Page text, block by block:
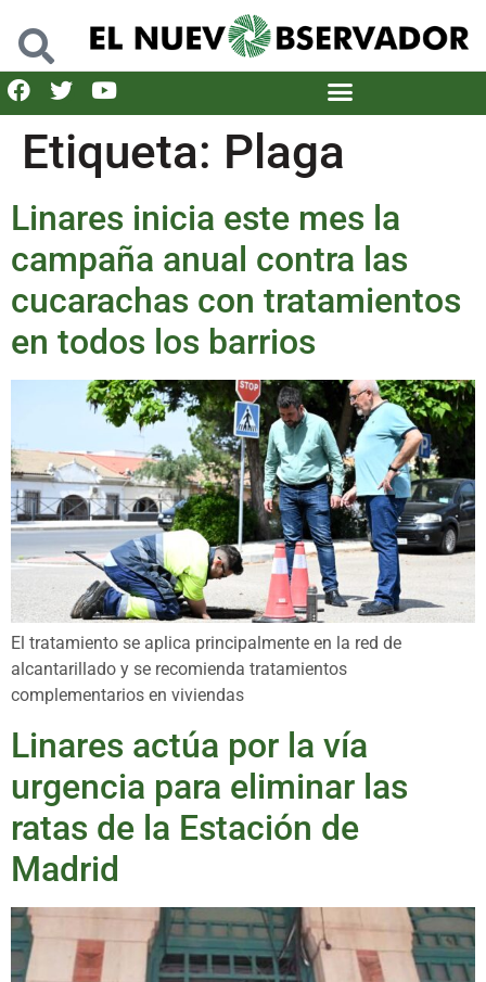
Etiqueta: Plaga
Linares inicia este mes la
campaña anual contra las
cucarachas con tratamientos
en todos los barrios
El tratamiento se aplica principalmente en la red de
alcantarillado y se recomienda tratamientos
complementarios en viviendas
Linares actúa por la vía
urgencia para eliminar las
ratas de la Estación de
Madrid